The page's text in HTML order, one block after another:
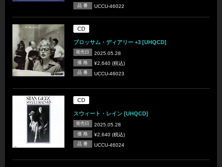
品 番 UCCU-46022
CD
ブロッサム・ディアリー +3 [UHQCD]
発売日 2025.05.28
価 格 ¥2,640 (税込)
品 番 UCCU-46023
CD
スウィート・レイン [UHQCD]
発売日 2025.05.28
価 格 ¥2,640 (税込)
品 番 UCCU-46024